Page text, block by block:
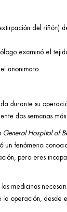
del riñón)
examinó el
anonimato.
durante su
dos semanas más
General Hospital of
un fenómeno
pero eres
medicinas
operación, desde